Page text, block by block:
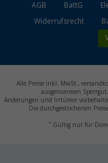
AGB BattG
Widerrufsrecht
Alle Preise inkl. MwSt.,
ausgenommen
Änderungen und Irrtümer
Die durchgestrichenen
*Gültig nur für